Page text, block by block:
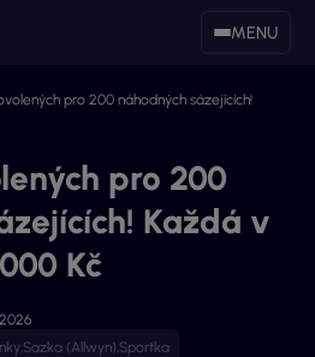
MENU
pro 200 náhodných sázejících!
pro 200
Každá v
Kč
,Sazka (Allwyn),Sportka